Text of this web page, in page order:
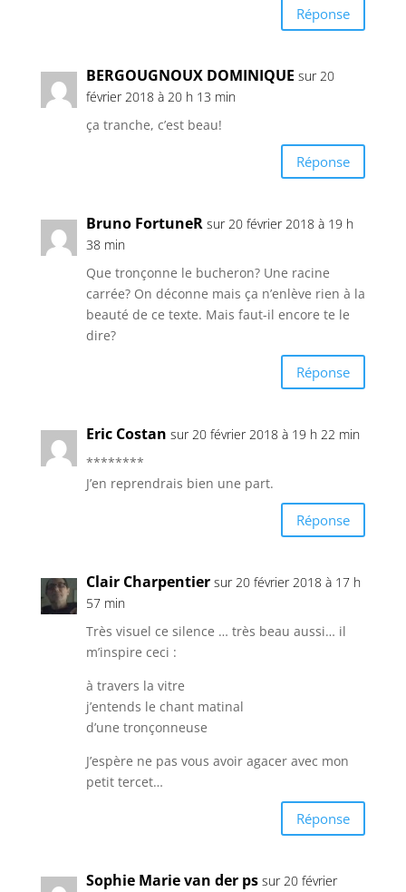
Réponse
BERGOUGNOUX DOMINIQUE sur 20
février 2018 à 20 h 13 min
ça tranche, c’est beau!
Réponse
Bruno FortuneR sur 20 février 2018 à 19 h
38 min
Que tronçonne le bucheron? Une racine
carrée? On déconne mais ça n’enlève rien à la
beauté de ce texte. Mais faut-il encore te le
dire?
Réponse
Eric Costan sur 20 février 2018 à 19 h 22 min
********
J’en reprendrais bien une part.
Réponse
Clair Charpentier sur 20 février 2018 à 17 h
57 min
Très visuel ce silence … très beau aussi… il
m’inspire ceci :
à travers la vitre
j’entends le chant matinal
d’une tronçonneuse
J’espère ne pas vous avoir agacer avec mon
petit tercet…
Réponse
Sophie Marie van der ps sur 20 février